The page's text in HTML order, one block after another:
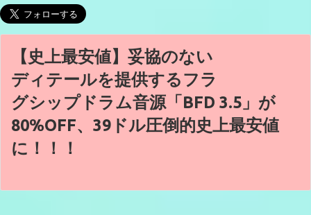
【史上最安値】妥協のない
ディテールを提供するフラ
グシップドラム音源「BFD 3.5」が
80%OFF、39ドル圧倒的史上最安値
に！！！